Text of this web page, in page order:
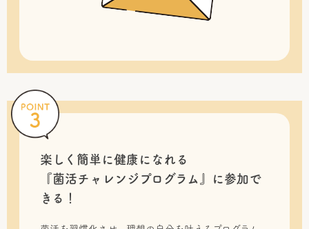
楽しく簡単に健康になれる
『菌活チャレンジプログラム』に 参加で
きる！